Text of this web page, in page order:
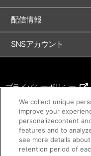
配信情報
SNSアカウント
プライバシーポリシー
ご利用条件
著作権について
アイデア等のご提案につ
We collect unique
improve your
personalizecontent
features and to
see more details
retention period of